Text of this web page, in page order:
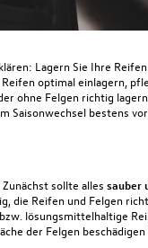
Lagern Sie Ihre
optimal einlagern,
ohne Felgen richtig lagern
Saisonwechsel bestens
sollte alles sauber
die Reifen und Felgen
lösungsmittelhaltige
der Felgen beschädigen